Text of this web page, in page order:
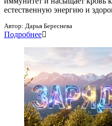
естественную энергию и
Автор: Дарья Береснева
Подробнее